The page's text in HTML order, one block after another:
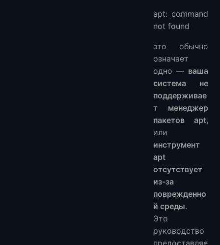
apt: command
not found
это обычно
означает
одно — ваша
система не
поддерживае
т менеджер
пакетов apt,
или
инструмент
apt
отсутствует
из-за
поврежденно
й среды.
Это
руководство
предоставляе